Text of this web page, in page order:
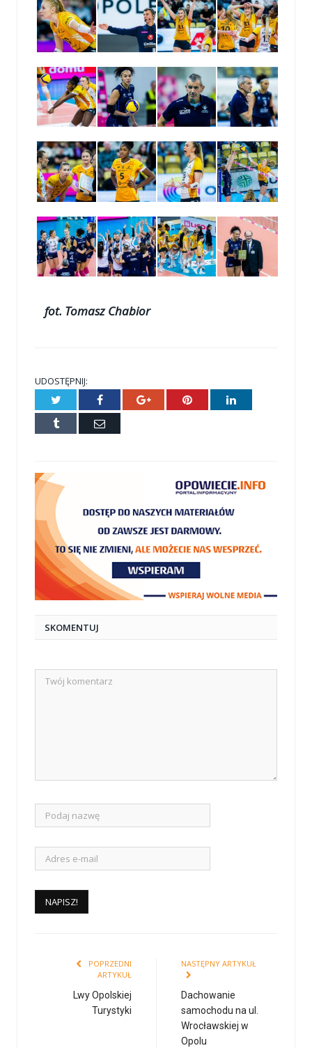
fot. Tomasz Chabior
UDOSTĘPNIJ:
Twitter Facebook Google+ Pinterest LinkedIn
Tumblr
E-
SKOMENTUJ
POPRZEDNI
ARTYKUŁ
Lwy Opolskiej
Turystyki
NASTĘPNY ARTYKUŁ
Dachowanie
samochodu na ul.
Wrocławskiej w
Opolu